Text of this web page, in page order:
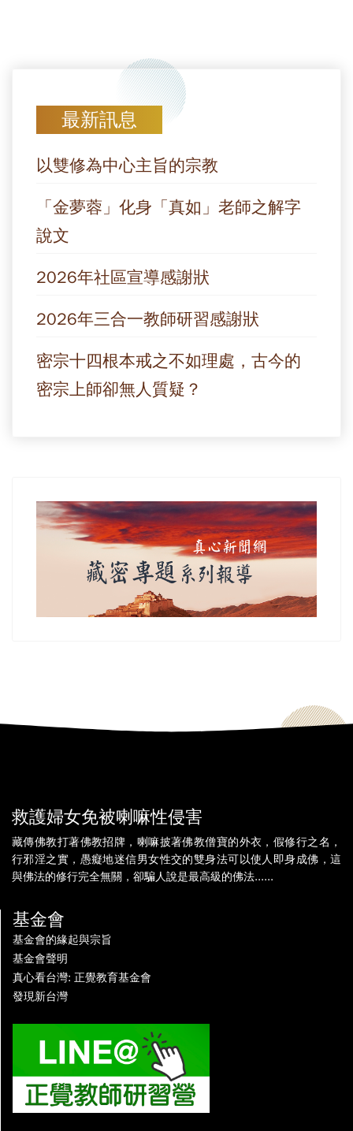
最新訊息
以雙修為中心主旨的宗教
「金夢蓉」化身「真如」老師之解字
說文
2026年社區宣導感謝狀
2026年三合一教師研習感謝狀
密宗十四根本戒之不如理處，古今的
密宗上師卻無人質疑？
救護婦女免被喇嘛性侵害
藏傳佛教打著佛教招牌，喇嘛披著佛教僧寶的外衣，假修行之名，
行邪淫之實，愚癡地迷信男女性交的雙身法可以使人即身成佛，這
與佛法的修行完全無關，卻騙人說是最高級的佛法......
基金會
基金會的緣起與宗旨
基金會聲明
真心看台灣: 正覺教育基金會
發現新台灣